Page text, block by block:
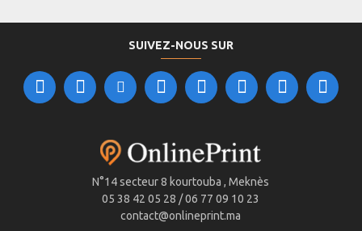
SUIVEZ-NOUS SUR
N°14 secteur 8 kourtouba , Meknès
05 38 42 05 28 / 06 77 09 10 23
contact@onlineprint.ma